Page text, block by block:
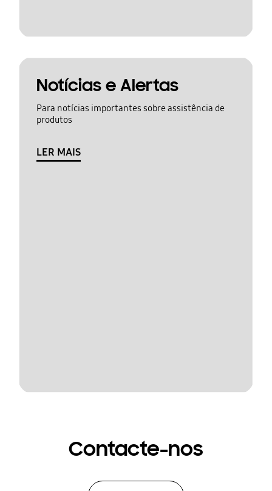
Notícias e Alertas
Para notícias importantes sobre assistência de
produtos
LER MAIS
Contacte-nos